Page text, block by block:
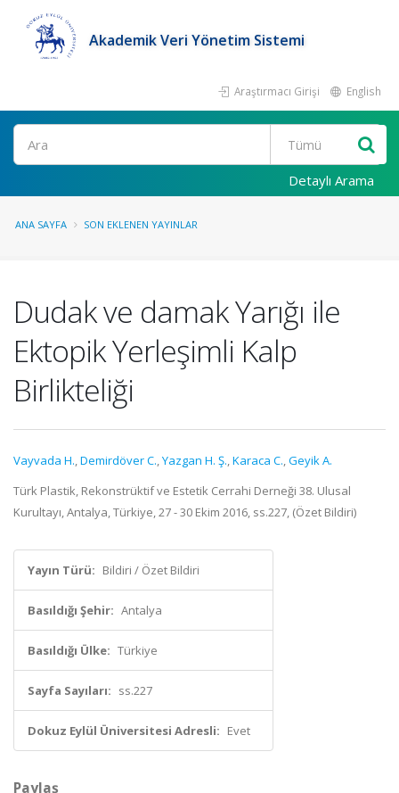
Akademik Veri Yönetim Sistemi
Araştırmacı Girişi English
Ara
Detaylı Arama
ANA SAYFA SON EKLENEN YAYINLAR
Dudak ve damak Yarığı ile
Ektopik Yerleşimli Kalp
Birlikteliği
Vayvada H.,Demirdöver C.,Yazgan H. Ş.,Karaca C.,Geyik A.
Türk Plastik, Rekonstrüktif ve Estetik Cerrahi Derneği 38. Ulusal
Kurultayı, Antalya, Türkiye, 27 - 30 Ekim 2016, ss.227, (Özet Bildiri)
Yayın Türü: Bildiri / Özet Bildiri
Basıldığı Şehir: Antalya
Basıldığı Ülke: Türkiye
Sayfa Sayıları: ss.227
Dokuz Eylül Üniversitesi Adresli: Evet
Paylaş